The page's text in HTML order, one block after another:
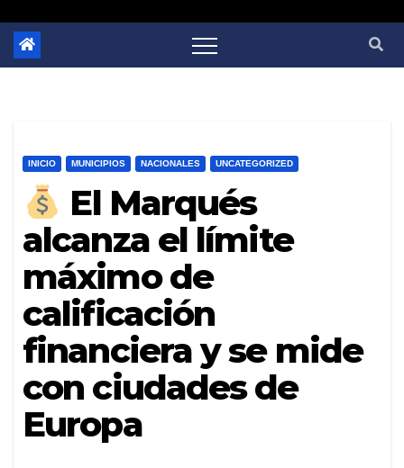
INICIO MUNICIPIOS NACIONALES UNCATEGORIZED
El Marqués
alcanza el límite
máximo de
calificación
financiera y se mide
con ciudades de
Europa